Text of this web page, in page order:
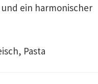
ein harmonischer
Pasta